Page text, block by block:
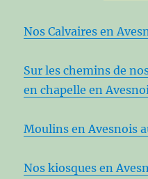
Nos Calvaires en
Sur les chemins de
en chapelle en
Moulins en Avesnois
Nos kiosques en